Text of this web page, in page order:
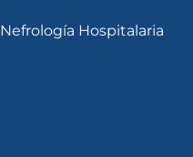
Nefrología Hospitalaria